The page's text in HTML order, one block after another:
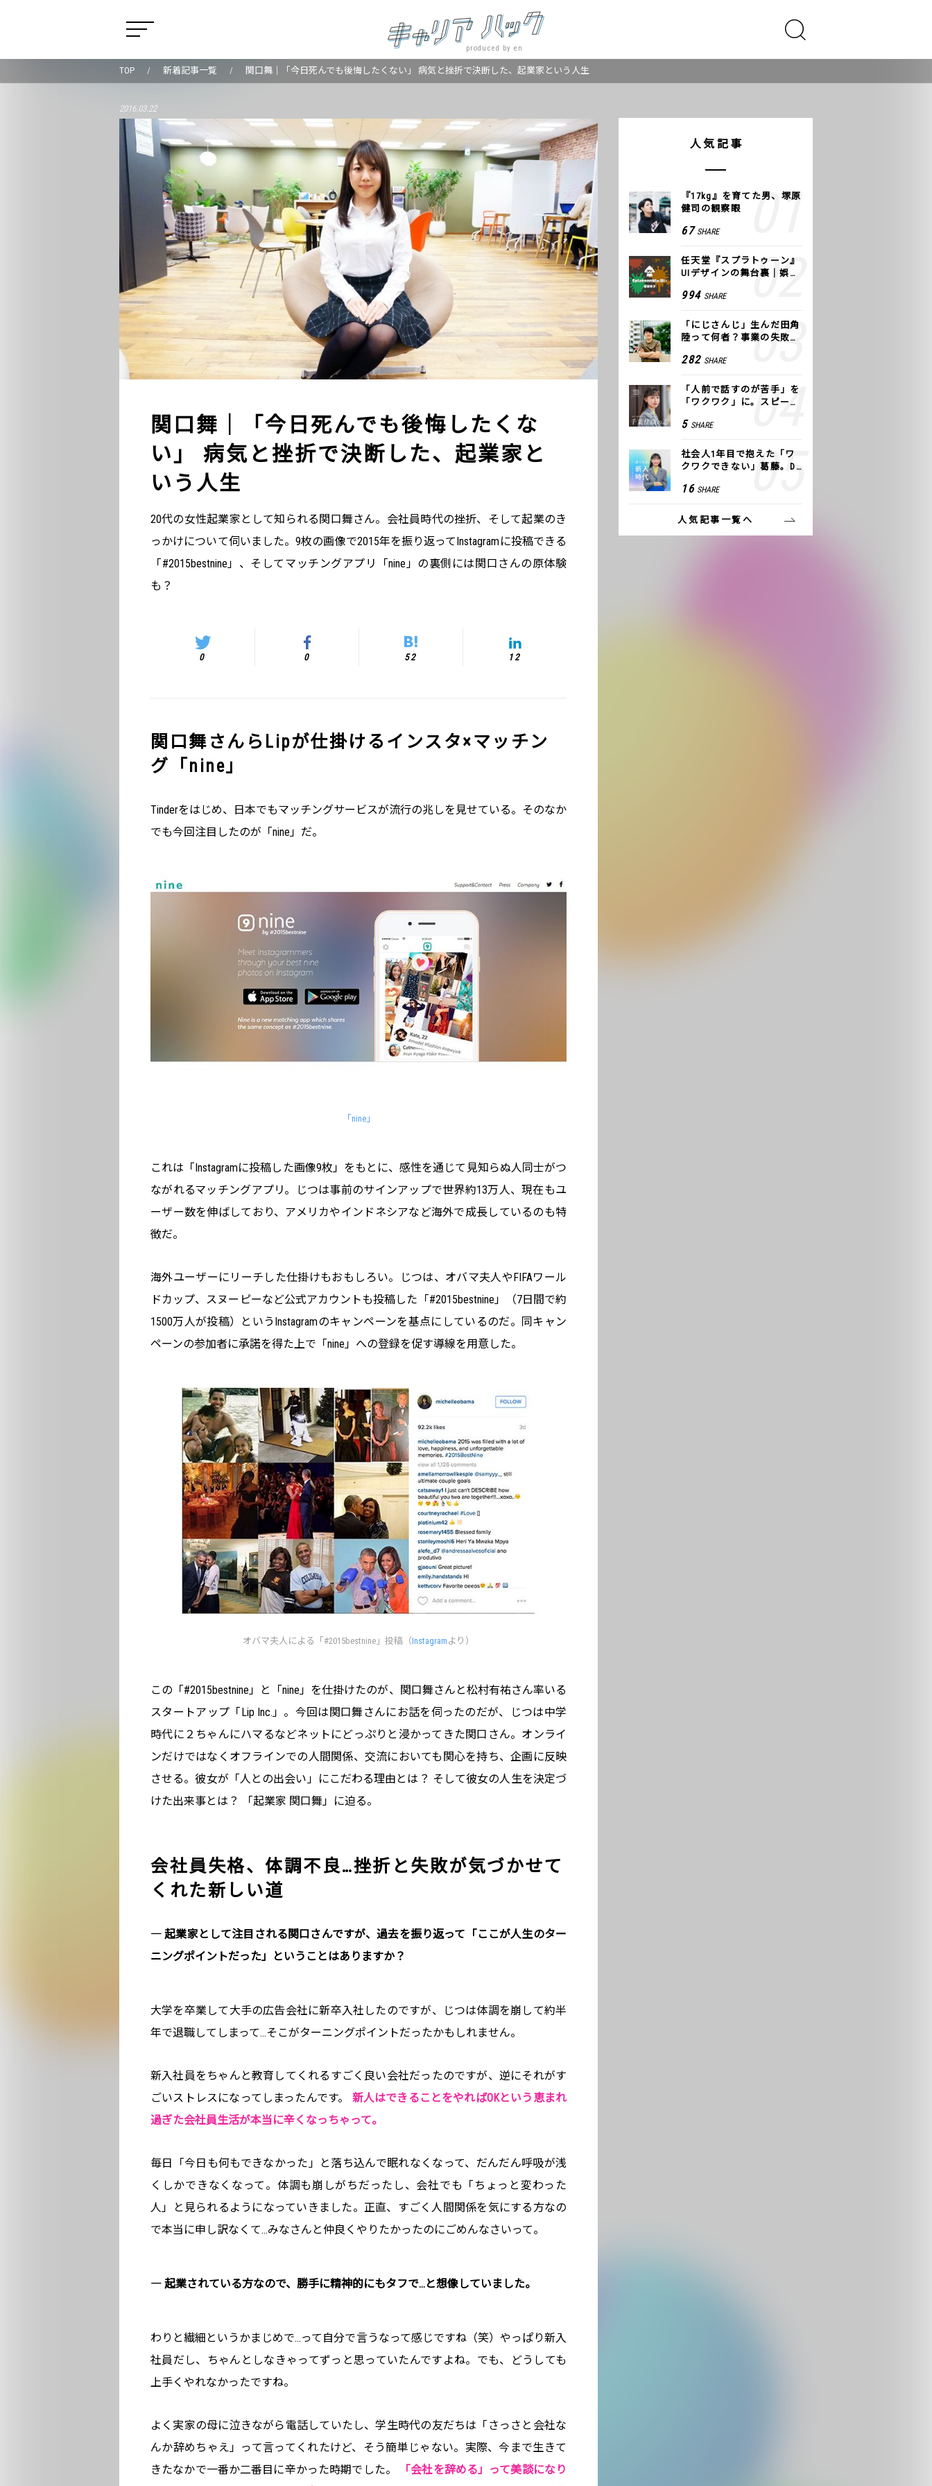
produced by en
TOP 新着記事一覧 関口舞｜「今日死んでも後悔したくない」 病気と挫折で決断した、起業家という人生
2016.03.22
関口舞｜「今日死んでも後悔したくな
い」 病気と挫折で決断した、起業家と
いう人生
20代の女性起業家として知られる関口舞さん。会社員時代の挫折、そして起業のき
っかけについて伺いました。9枚の画像で2015年を振り返ってInstagramに投稿できる
「#2015bestnine」、そしてマッチングアプリ「nine」の裏側には関口さんの原体験
も？
0 0 52 12
関口舞さんらLipが仕掛けるインスタ×マッチン
グ「nine」
Tinderをはじめ、日本でもマッチングサービスが流行の兆しを見せている。そのなか
でも今回注目したのが「nine」だ。
「nine」
これは「Instagramに投稿した画像9枚」をもとに、感性を通じて見知らぬ人同士がつ
ながれるマッチングアプリ。じつは事前のサインアップで世界約13万人、現在もユ
ーザー数を伸ばしており、アメリカやインドネシアなど海外で成長しているのも特
徴だ。
海外ユーザーにリーチした仕掛けもおもしろい。じつは、オバマ夫人やFIFAワール
ドカップ、スヌーピーなど公式アカウントも投稿した「#2015bestnine」（7日間で約
1500万人が投稿）というInstagramのキャンペーンを基点にしているのだ。同キャン
ペーンの参加者に承諾を得た上で「nine」への登録を促す導線を用意した。
オバマ夫人による「#2015bestnine」投稿（Instagram より）
この「#2015bestnine」と「nine」を仕掛けたのが、関口舞さんと松村有祐さん率いる
スタートアップ「Lip Inc.」。今回は関口舞さんにお話を伺ったのだが、じつは中学
時代に２ちゃんにハマるなどネットにどっぷりと浸かってきた関口さん。オンライ
ンだけではなくオフラインでの人間関係、交流においても関心を持ち、企画に反映
させる。彼女が「人との出会い」にこだわる理由とは？ そして彼女の人生を決定づ
けた出来事とは？ 「起業家 関口舞」に迫る。
会社員失格、体調不良…挫折と失敗が気づかせて
くれた新しい道
― 起業家として注目される関口さんですが、過去を振り返って「ここが人生のター
ニングポイントだった」ということはありますか？
大学を卒業して大手の広告会社に新卒入社したのですが、じつは体調を崩して約半
年で退職してしまって…そこがターニングポイントだったかもしれません。
新入社員をちゃんと教育してくれるすごく良い会社だったのですが、逆にそれがす
ごいストレスになってしまったんです。
新人はできることをやればOKという恵まれ
過ぎた会社員生活が本当に辛くなっちゃって。
毎日「今日も何もできなかった」と落ち込んで眠れなくなって、だんだん呼吸が浅
くしかできなくなって。体調も崩しがちだったし、会社でも「ちょっと変わった
人」と見られるようになっていきました。正直、すごく人間関係を気にする方なの
で本当に申し訳なくて…みなさんと仲良くやりたかったのにごめんなさいって。
― 起業されている方なので、勝手に精神的にもタフで…と想像していました。
わりと繊細というかまじめで…って自分で言うなって感じですね（笑）やっぱり新入
社員だし、ちゃんとしなきゃってずっと思っていたんですよね。でも、どうしても
上手くやれなかったですね。
よく実家の母に泣きながら電話していたし、学生時代の友だちは「さっさと会社な
んか辞めちゃえ」って言ってくれたけど、そう簡単じゃない。実際、今まで生きて
きたなかで一番か二番目に辛かった時期でした。
「会社を辞める」って美談になり
人気記事
『17kg』を育てた男、塚原
健司の観察眼
67 SHARE
任天堂『スプラトゥーン』
UIデザインの舞台裏｜娯楽
994 SHARE
「にじさんじ」生んだ田角
陸って何者？事業の失敗
COLOR
282 SHARE
「人前で話すのが苦手」を
「ワクワク」に。スピーチ
方トレーニング」に込めた
5 SHARE
社会人1年目で抱えた「ワ
クワクできない」葛藤。De
つけた、私の生きる道
16 SHARE
人気記事一覧へ